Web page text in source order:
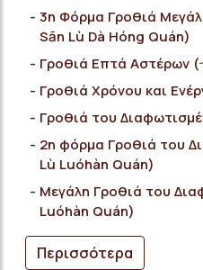
3η Φόρμα Γροθιά
Sān Lù Dà Hóng Quán)
Γροθιά Επτά Αστέρων (
Γροθιά Χρόνου και
Γροθιά του
2η φόρμα Γροθιά του
Lù Luóhàn Quán)
Μεγάλη Γροθιά του
Luóhàn Quán)
Περισσότερα